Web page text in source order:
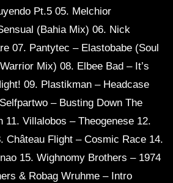
Pt.5 05. Melchior
(Bahia Mix) 06. Nick
07. Pantytec – Elastobabe (Soul
Mix) 08. Elbee Bad – It’s
09. Plastikman – Headcase
– Busting Down The
11. Villalobos – Theogenese 12.
Château Flight – Cosmic Race 14.
15. Wighnomy Brothers – 1974
& Robag Wruhme – Intro